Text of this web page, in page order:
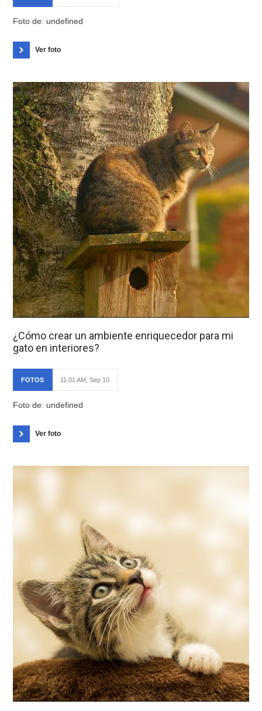
Foto de: undefined
Ver foto
¿Cómo crear un ambiente enriquecedor para mi
gato en interiores?
FOTOS 11:01 AM, Sep 10
Foto de: undefined
Ver foto